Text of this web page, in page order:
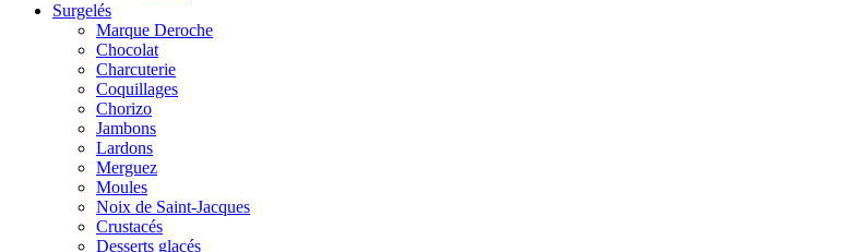
Surgelés
Marque Deroche
Chocolat
Charcuterie
Coquillages
Chorizo
Jambons
Lardons
Merguez
Moules
Noix de Saint-Jacques
Crustacés
Desserts glacés